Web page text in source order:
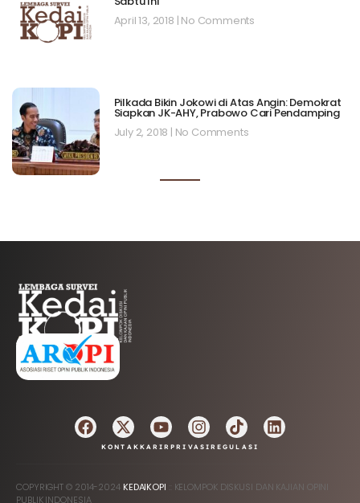
April 13, 2018 No Comments
Pilkada Bikin Jokowi di Atas Angin: Demokrat
Siapkan JK-AHY, Prabowo Cari Pendamping
July 2, 2018 No Comments
AFILIASI
KONTAK KARIRPRIVASI REGULASI
COPYRIGHT © 2014-2024 KEDAIKOPI :: KELOMPOK DISKUSI DAN KAJIAN OPINI
PUBLIK INDONESIA